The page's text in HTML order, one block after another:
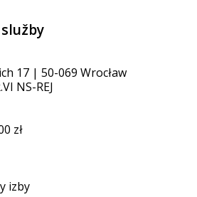
17 | 50-069 Wrocław
NS-REJ
zł
izby